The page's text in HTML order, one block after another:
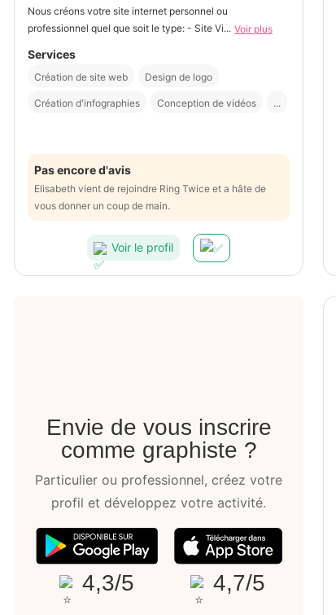
Nous créons votre site internet personnel ou
professionnel quel que soit le type: - Site Vi... Voir plus
Services
Création de site web Design de logo
Création d'infographies Conception de vidéos ...
Pas encore d'avis
Elisabeth vient de rejoindre Ring Twice et a hâte de
vous donner un coup de main.
Voir le profil
Envie de vous inscrire
comme graphiste ?
Particulier ou professionnel, créez votre
profil et développez votre activité.
4,3/5 4,7/5